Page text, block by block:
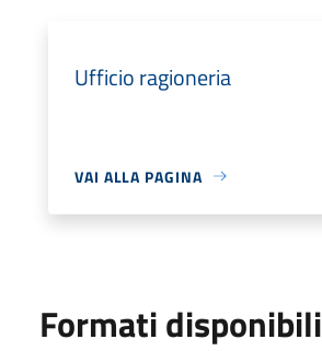
Ufficio ragioneria
VAI ALLA PAGINA
Formati disponibili